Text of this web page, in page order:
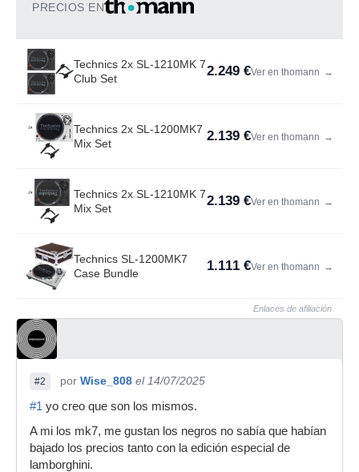
PRECIOS EN
Technics 2x SL-1210MK 7
Club Set
2.249 €Ver en thomann →
Technics 2x SL-1200MK7
Mix Set
2.139 €Ver en thomann →
Technics 2x SL-1210MK 7
Mix Set
2.139 €Ver en thomann →
Technics SL-1200MK7
Case Bundle
1.111 €Ver en thomann →
Enlaces de afiliación
#2 por Wise_808 el 14/07/2025
#1 yo creo que son los mismos.
A mi los mk7, me gustan los negros no sabía que habían
bajado los precios tanto con la edición especial de
lamborghini.